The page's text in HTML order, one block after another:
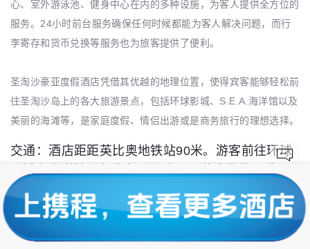
心、室外游泳池、健身中心在内的多种设施，为客人提供全方位的
服务。24小时前台服务确保任何时候都能为客人解决问题，而行
李寄存和货币兑换等服务也为旅客提供了便利。
圣淘沙豪亚度假酒店凭借其优越的地理位置，使得宾客能够轻松前
往圣淘沙岛上的各大旅游景点，包括环球影城、S.E.A.海洋馆以及
美丽的海滩等，是家庭度假、情侣出游或是商务旅行的理想选择。
交通：酒店距距英比奥地铁站90米。游客前往环球
影城和海洋馆都很方便。酒店可入住宠物狗，费用
约650元一晚。
这家酒店的房间非常舒适且干净整洁，浴室空间也十分宽敞。早餐
美味可口，提供了西式和中式多种选择。酒店门外就有岛上的捷运